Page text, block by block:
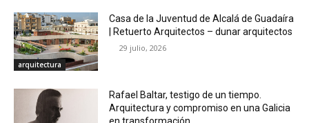
arquitectura
Casa de la Juventud de Alcalá de Guadaíra
| Retuerto Arquitectos – dunar arquitectos
29 julio, 2026
Rafael Baltar, testigo de un tiempo.
Arquitectura y compromiso en una Galicia